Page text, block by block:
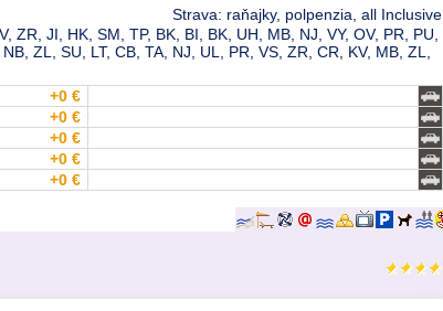
Strava: raňajky, polpenzia, all Inclusive
ZR, JI, HK, SM, TP, BK, BI, BK, UH, MB, NJ, VY, OV, PR, PU,
ZL, SU, LT, CB, TA, NJ, UL, PR, VS, ZR, CR, KV, MB, ZL,
+0 €
+0 €
+0 €
+0 €
+0 €